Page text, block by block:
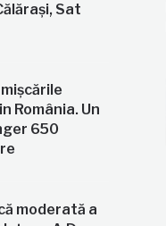
Sat
România. Un
650
moderată a